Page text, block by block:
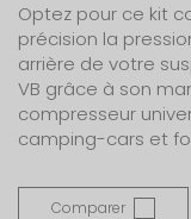
Optez pour ce kit
précision la
arrière de votre
VB grâce à son
compresseur
camping-cars et
Comparer